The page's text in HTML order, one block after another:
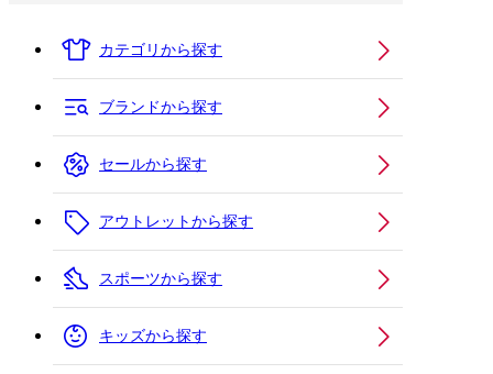
カテゴリから探す
ブランドから探す
セールから探す
アウトレットから探す
スポーツから探す
キッズから探す